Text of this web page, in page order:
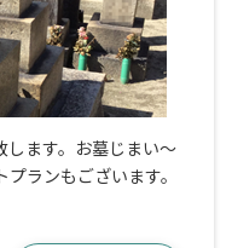
します。お墓じまい～
ランもございます。